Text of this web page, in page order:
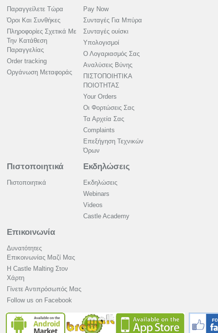
Παραγγείλετε Τώρα
Όροι Και Συνθήκες
Πληροφορίες Σχετικά Με
Την Κατάθεση
Παραγγελίας
Order tracking
Οργάνωση Μεταφοράς
Pay Now
Συνταγές Για Μπύρα
Συνταγές ουίσκι
Υπολογισμοί
Ο Λογαριασμός Σας
Αναλύσεις Βύνης
ΠΙΣΤΟΠΟΙΗΤΙΚΑ
ΠΟΙΟΤΗΤΑΣ
Your Orders
Οι Φορτώσεις Σας
Τα Αρχεία Σας
Complaints
Επεξήγηση Τεχνικών
Όρων
Πιστοποιητικά
Πιστοποιητικά
Εκδηλώσεις
Εκδηλώσεις
Webinars
Videos
Castle Academy
Επικοινωνία
Δυνατότητες
Επικοινωνίας Μαζί Μας
Η Castle Malting Στον
Χάρτη
Γίνετε Αντιπρόσωπός Μας
Follow us on Facebook